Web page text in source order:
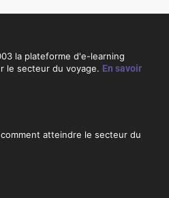
la plateforme d'e-learning
le secteur du voyage. En savoir
atteindre le secteur du